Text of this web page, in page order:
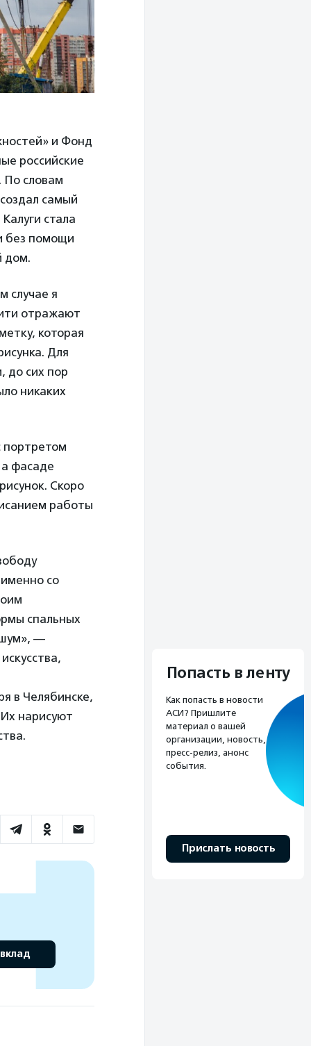
и Фонд
российские
По словам
самый
стала
без помощи
дом.
случае я
отражают
которая
Для
до сих пор
никаких
портретом
фасаде
Скоро
работы
со
спальных
шум», —
в Челябинске,
нарисуют
Попасть в ленту
Как попасть в новости
АСИ? Пришлите
материал о вашей
организации, новость,
пресс-релиз, анонс
события.
Прислать новость